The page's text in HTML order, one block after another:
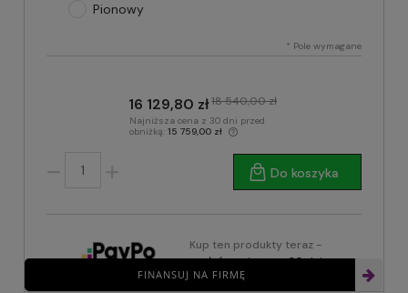
Pionowy
* Pole wymagane
16 129,80 zł18 540,00 zł
Najniższa cena z 30 dni przed
obniżką: 15 759,00 zł
Do koszyka
FINANSUJ NA FIRMĘ
Kup ten produkty teraz -
zapłać za niego za 30 dni